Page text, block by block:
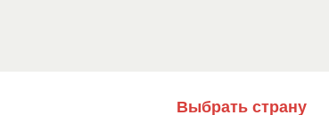
Выбрать страну